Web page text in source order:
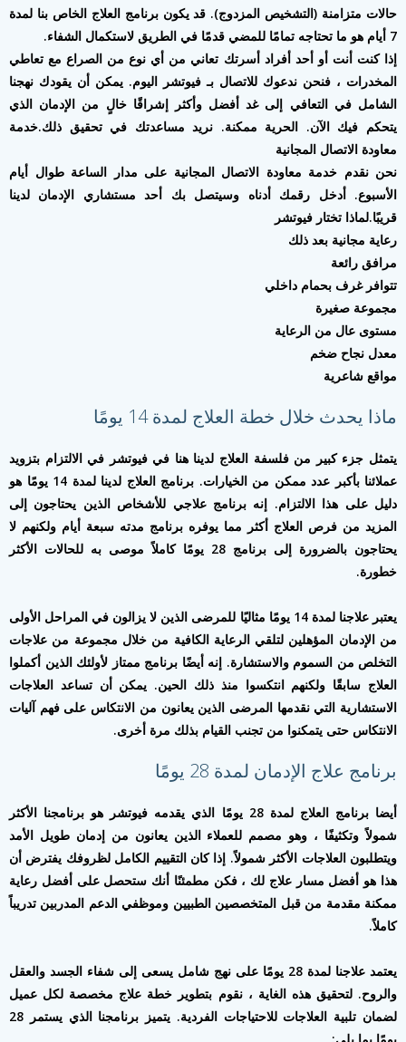
حالات متزامنة (التشخيص المزدوج). قد يكون برنامج العلاج الخاص بنا لمدة
7 أيام هو ما تحتاجه تمامًا للمضي قدمًا في الطريق لاستكمال الشفاء.
إذا كنت أنت أو أحد أفراد أسرتك تعاني من أي نوع من الصراع مع تعاطي
المخدرات ، فنحن ندعوك للاتصال بـ فيوتشر اليوم. يمكن أن يقودك نهجنا
الشامل في التعافي إلى غد أفضل وأكثر إشراقًا خالٍ من الإدمان الذي
يتحكم فيك الآن. الحرية ممكنة. نريد مساعدتك في تحقيق ذلك.خدمة
معاودة الاتصال المجانية
نحن نقدم خدمة معاودة الاتصال المجانية على مدار الساعة طوال أيام
الأسبوع. أدخل رقمك أدناه وسيتصل بك أحد مستشاري الإدمان لدينا
قريبًا.لماذا تختار فيوتشر
رعاية مجانية بعد ذلك
مرافق رائعة
تتوافر غرف بحمام داخلي
مجموعة صغيرة
مستوى عال من الرعاية
معدل نجاح ضخم
مواقع شاعرية
ماذا يحدث خلال خطة العلاج لمدة 14 يومًا
يتمثل جزء كبير من فلسفة العلاج لدينا هنا في فيوتشر في الالتزام بتزويد
عملائنا بأكبر عدد ممكن من الخيارات. برنامج العلاج لدينا لمدة 14 يومًا هو
دليل على هذا الالتزام. إنه برنامج علاجي للأشخاص الذين يحتاجون إلى
المزيد من فرص العلاج أكثر مما يوفره برنامج مدته سبعة أيام ولكنهم لا
يحتاجون بالضرورة إلى برنامج 28 يومًا كاملاً موصى به للحالات الأكثر
خطورة.
يعتبر علاجنا لمدة 14 يومًا مثاليًا للمرضى الذين لا يزالون في المراحل الأولى
من الإدمان المؤهلين لتلقي الرعاية الكافية من خلال مجموعة من علاجات
التخلص من السموم والاستشارة. إنه أيضًا برنامج ممتاز لأولئك الذين أكملوا
العلاج سابقًا ولكنهم انتكسوا منذ ذلك الحين. يمكن أن تساعد العلاجات
الاستشارية التي نقدمها المرضى الذين يعانون من الانتكاس على فهم آليات
الانتكاس حتى يتمكنوا من تجنب القيام بذلك مرة أخرى.
برنامج علاج الإدمان لمدة 28 يومًا
أيضا برنامج العلاج لمدة 28 يومًا الذي يقدمه فيوتشر هو برنامجنا الأكثر
شمولاً وتكثيفًا ، وهو مصمم للعملاء الذين يعانون من إدمان طويل الأمد
ويتطلبون العلاجات الأكثر شمولاً. إذا كان التقييم الكامل لظروفك يفترض أن
هذا هو أفضل مسار علاج لك ، فكن مطمئنًا أنك ستحصل على أفضل رعاية
ممكنة مقدمة من قبل المتخصصين الطبيين وموظفي الدعم المدربين تدريباً
كاملاً.
يعتمد علاجنا لمدة 28 يومًا على نهج شامل يسعى إلى شفاء الجسد والعقل
والروح. لتحقيق هذه الغاية ، نقوم بتطوير خطة علاج مخصصة لكل عميل
لضمان تلبية العلاجات للاحتياجات الفردية. يتميز برنامجنا الذي يستمر 28